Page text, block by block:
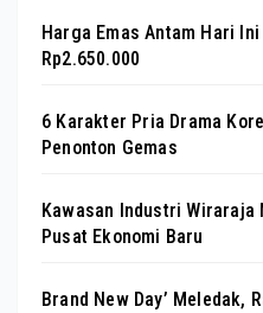
Harga Emas Antam Hari
Rp2.650.000
6 Karakter Pria Drama
Penonton Gemas
Kawasan Industri Wiraraja
Pusat Ekonomi Baru
Brand New Day’ Meledak,